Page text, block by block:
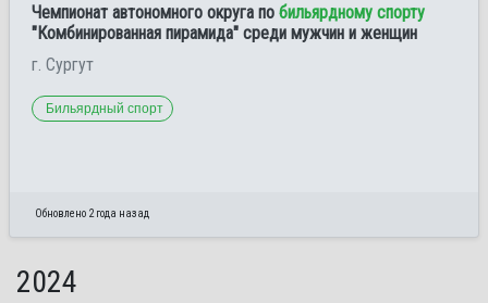
Чемпионат автономного округа по бильярдному спорту
"Комбинированная пирамида" среди мужчин и женщин
г. Сургут
Бильярдный спорт
Обновлено 2 года назад
2024